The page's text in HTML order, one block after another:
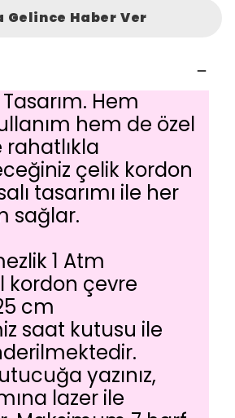
Gelince Haber Ver
Tasarım. Hem
hem de özel
çelik kordon
tasarımı ile her
sağlar.
1 Atm
kordon çevre
cm
saat kutusu ile
yazınız,
lazer ile